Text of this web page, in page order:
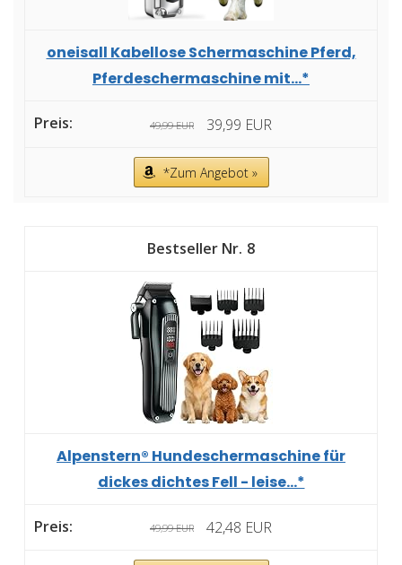
oneisall Kabellose Schermaschine Pferd,
Pferdeschermaschine mit...*
49,99 EUR 39,99 EUR
*Zum Angebot »
8
Alpenstern® Hundeschermaschine für
dickes dichtes Fell - leise...*
49,99 EUR 42,48 EUR